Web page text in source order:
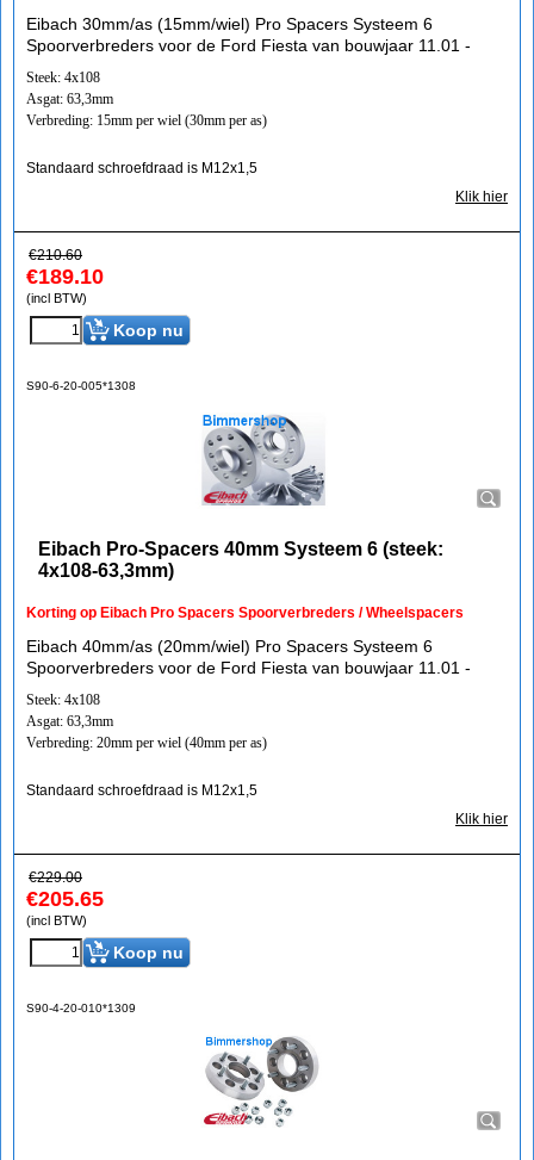
Eibach 30mm/as (15mm/wiel) Pro Spacers Systeem 6
Spoorverbreders voor de Ford Fiesta van bouwjaar 11.01 -
Steek: 4x108
Asgat: 63,3mm
Verbreding: 15mm per wiel (30mm per as)
Standaard schroefdraad is M12x1,5
Klik hier
€210.60
€189.10
(incl BTW)
Koop nu
S90-6-20-005*1308
Eibach Pro-Spacers 40mm Systeem 6 (steek:
4x108-63,3mm)
Korting op Eibach Pro Spacers Spoorverbreders / Wheelspacers
Eibach 40mm/as (20mm/wiel) Pro Spacers Systeem 6
Spoorverbreders voor de Ford Fiesta van bouwjaar 11.01 -
Steek: 4x108
Asgat: 63,3mm
Verbreding: 20mm per wiel (40mm per as)
Standaard schroefdraad is M12x1,5
Klik hier
€229.00
€205.65
(incl BTW)
Koop nu
S90-4-20-010*1309